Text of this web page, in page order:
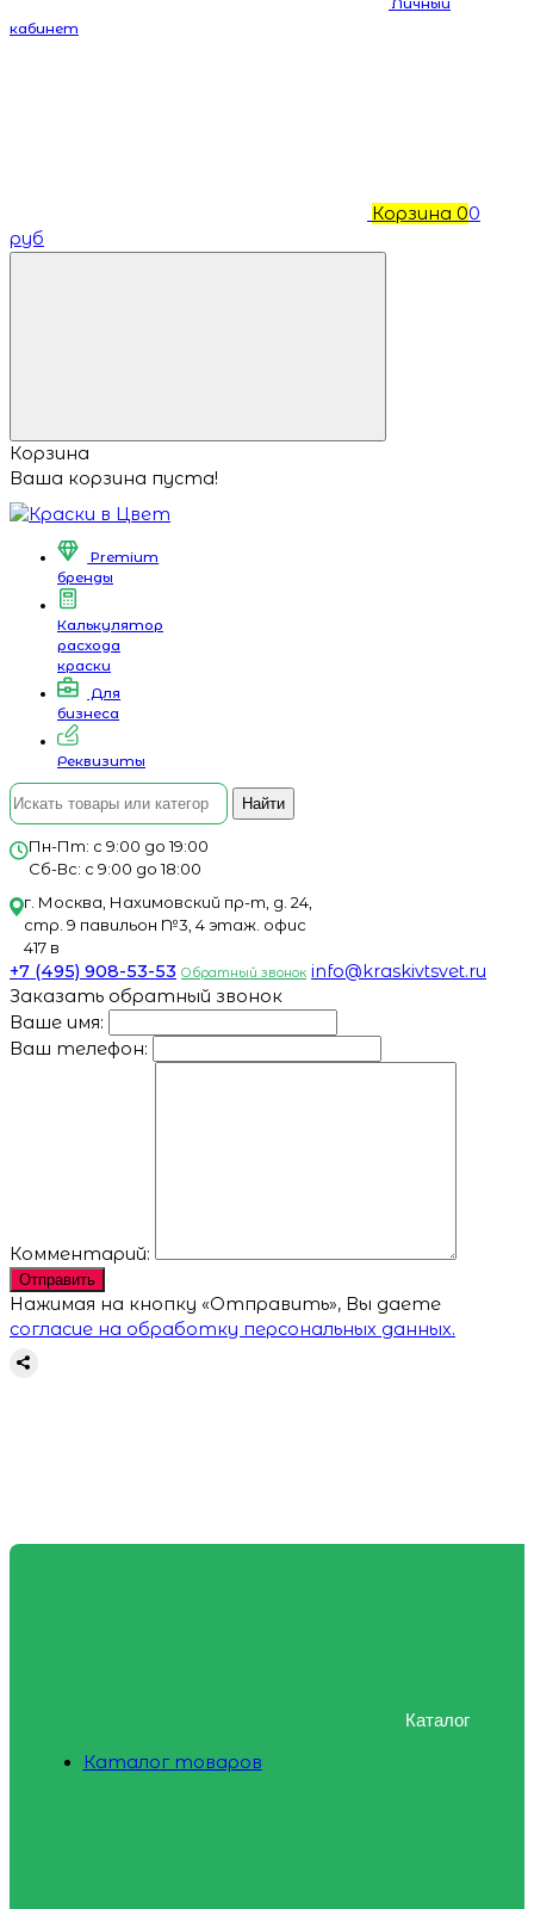
кабинет
Корзина 00
руб
Корзина
Ваша корзина пуста!
Premium
бренды
Калькулятор
расхода
краски
Для
бизнеса
Реквизиты
Найти
Пн-Пт: с 9:00 до 19:00
Сб-Вс: с 9:00 до 18:00
г. Москва, Нахимовский пр-т, д. 24,
стр. 9 павильон №3, 4 этаж. офис
417 в
+7 (495) 908-53-53 Обратный звонок info@kraskivtsvet.ru
Заказать обратный звонок
Ваше имя:
Ваш телефон:
Комментарий:
Отправить
Нажимая на кнопку «Отправить», Вы даете
согласие на обработку персональных данных.
Каталог
Каталог товаров